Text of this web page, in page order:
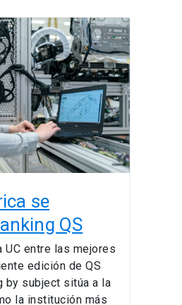
se
QS
entre las mejores
edición de QS
by subject sitúa a la
la institución más